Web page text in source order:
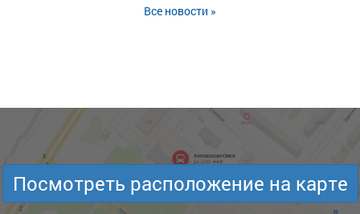
Все новости »
Посмотреть расположение на карте